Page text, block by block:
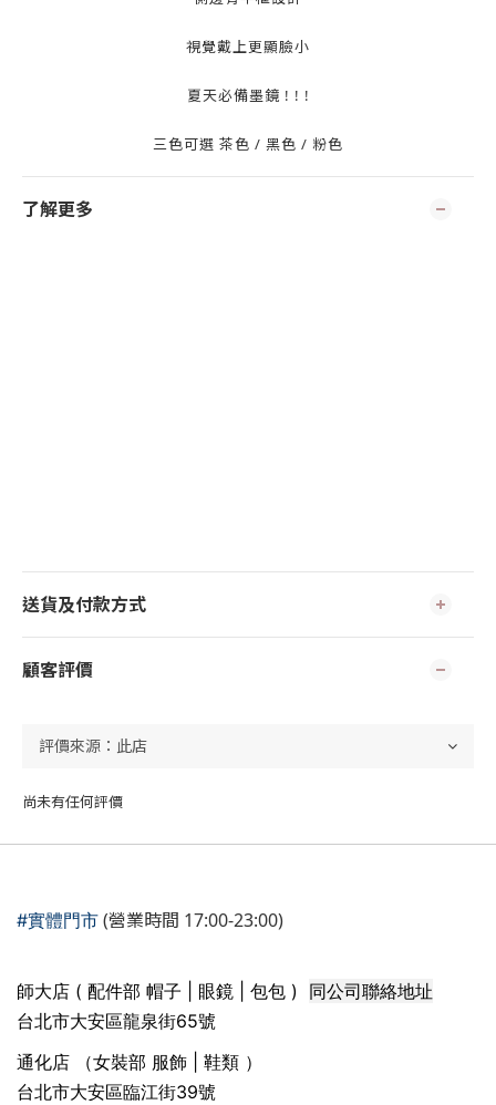
視覺戴上更顯臉小
夏天必備墨鏡 ! ! !
三色可選 茶色 / 黑色 / 粉色
了解更多
送貨及付款方式
顧客評價
尚未有任何評價
#實體門市 (營業時間 17:00-23:00)
師大店 ( 配件部 帽子 | 眼鏡 | 包包 ) 同公司聯絡地址
台北市大安區龍泉街65號
通化店 （女裝部 服飾 | 鞋類 ）
台北市大安區臨江街39號